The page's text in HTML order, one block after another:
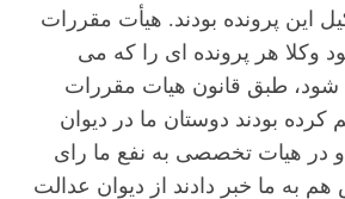
این پرونده بودند. هیأت مقررات
وکلا هر پرونده ای را که می
شود، طبق قانون هیات مقررات
کرده بودند دوستان ما در دیوان
و در هیات تخصصی به نفع ما رای
به ما خبر دادند از دیوان عدالت